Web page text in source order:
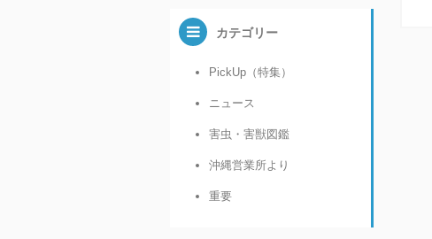
カテゴリー
PickUp（特集）
ニュース
害虫・害獣図鑑
沖縄営業所より
重要